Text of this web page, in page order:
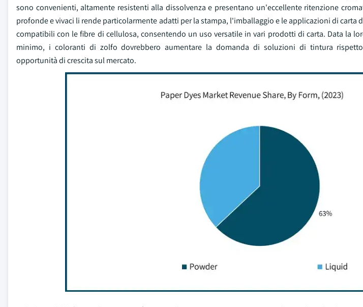
sono convenienti, altamente resistenti alla dissolvenza e presentano un'eccellente ritenzione
profonde e vivaci li rende particolarmente adatti per la stampa, l'imballaggio e le applicazioni di carta
compatibili con le fibre di cellulosa, consentendo un uso versatile in vari prodotti di carta. Data la
minimo, i coloranti di zolfo dovrebbero aumentare la domanda di soluzioni di tintura
opportunità di crescita sul mercato.